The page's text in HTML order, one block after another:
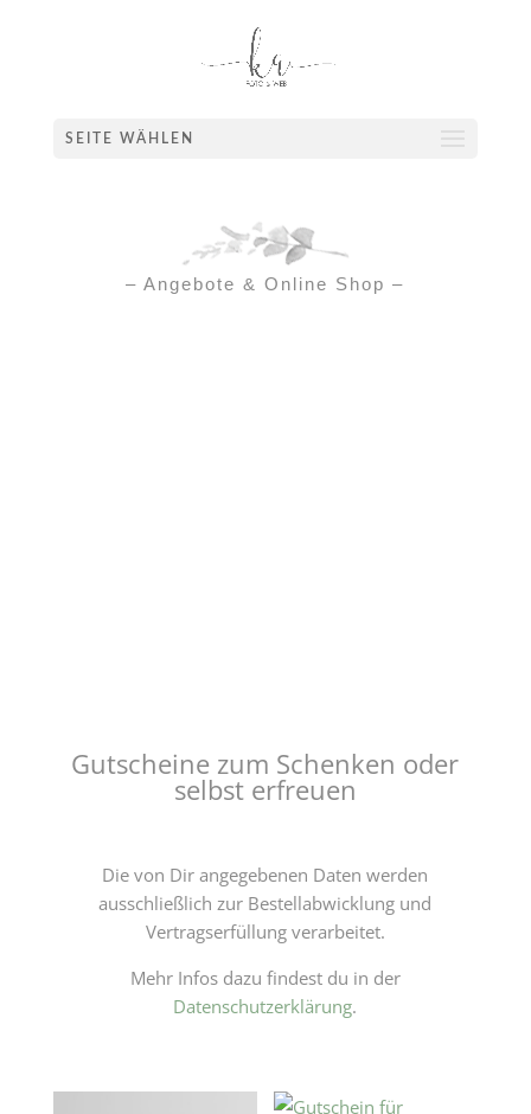
SEITE WÄHLEN
– Angebote & Online Shop –
Gutscheine zum Schenken oder
selbst erfreuen
Die von Dir angegebenen Daten werden
ausschließlich zur Bestellabwicklung und
Vertragserfüllung verarbeitet.
Mehr Infos dazu findest du in der
Datenschutzerklärung.